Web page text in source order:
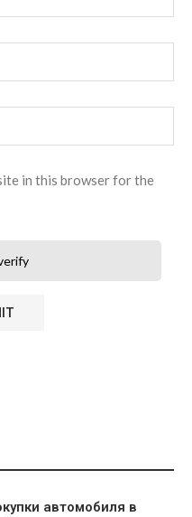
in this browser for the
автомобиля в